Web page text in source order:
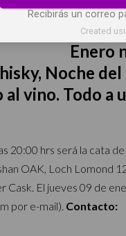
PorLoreto
Enero
Noche
vino. Todo a
20:00 hrs será la cata
OAK, Loch Lomond
El jueves 09 de
por e-mail). Contacto:
Recibirás un correo
Created